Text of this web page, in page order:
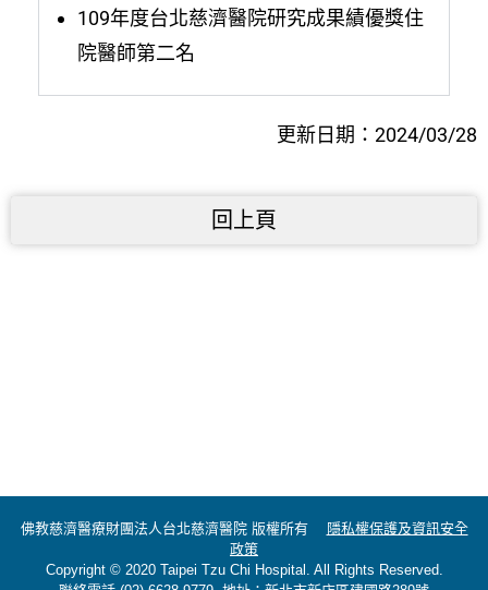
109年度台北慈濟醫院研究成果績優獎住
院醫師第二名
更新日期：2024/03/28
回上頁
佛教慈濟醫療財團法人台北慈濟醫院 版權所有 隱私權保護及資訊安全
政策
Copyright © 2020 Taipei Tzu Chi Hospital. All Rights Reserved.